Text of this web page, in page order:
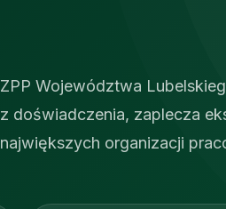
ZPP Województwa
z doświadczenia, zaplecza
największych organizacji